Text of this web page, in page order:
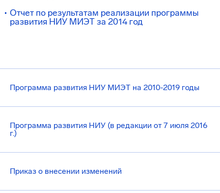
Программа развития НИУ МИЭТ на 2010-2019 годы
Программа развития НИУ (в редакции от 7 июля 2016
г.)
Приказ о внесении изменений
Отчет по результатам реализации программы
развития НИУ МИЭТ за 2014 год